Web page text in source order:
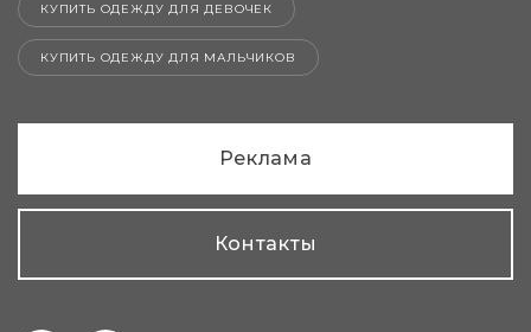
КУПИТЬ ОДЕЖДУ ДЛЯ ДЕВОЧЕК
КУПИТЬ ОДЕЖДУ ДЛЯ МАЛЬЧИКОВ
Реклама
Контакты